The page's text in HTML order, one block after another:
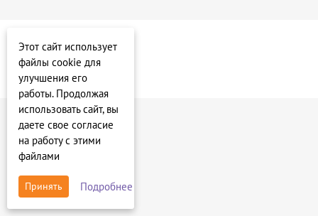
Этот сайт использует
файлы cookie для
улучшения его
работы. Продолжая
использовать сайт, вы
даете свое согласие
на работу с этими
файлами
Принять Подробнее